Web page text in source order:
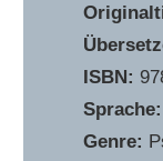
ISBN:
Sprache:
Genre: